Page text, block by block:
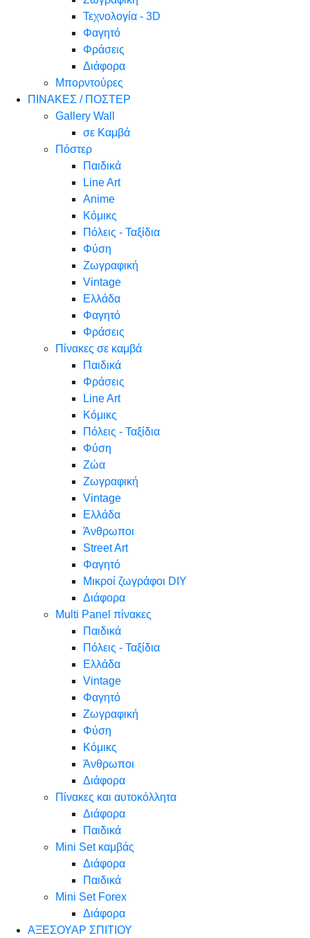
Τεχνολογία - 3D
Φαγητό
Φράσεις
Διάφορα
Μπορντούρες
ΠΙΝΑΚΕΣ / ΠΟΣΤΕΡ
Gallery Wall
σε Καμβά
Πόστερ
Παιδικά
Line Art
Anime
Κόμικς
Πόλεις - Ταξίδια
Φύση
Ζωγραφική
Vintage
Ελλάδα
Φαγητό
Φράσεις
Πίνακες σε καμβά
Παιδικά
Φράσεις
Line Art
Κόμικς
Πόλεις - Ταξίδια
Φύση
Ζώα
Ζωγραφική
Vintage
Ελλάδα
Άνθρωποι
Street Art
Φαγητό
Μικροί ζωγράφοι DIY
Διάφορα
Multi Panel πίνακες
Παιδικά
Πόλεις - Ταξίδια
Ελλάδα
Vintage
Φαγητό
Ζωγραφική
Φύση
Κόμικς
Άνθρωποι
Διάφορα
Πίνακες και αυτοκόλλητα
Διάφορα
Παιδικά
Mini Set καμβάς
Διάφορα
Παιδικά
Mini Set Forex
Διάφορα
ΑΞΕΣΟΥΑΡ ΣΠΙΤΙΟΥ